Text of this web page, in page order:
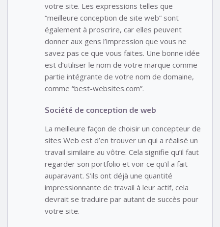
votre site. Les expressions telles que
“meilleure conception de site web” sont
également à proscrire, car elles peuvent
donner aux gens l’impression que vous ne
savez pas ce que vous faites. Une bonne idée
est d’utiliser le nom de votre marque comme
partie intégrante de votre nom de domaine,
comme “best-websites.com”.
Société de conception de web
La meilleure façon de choisir un concepteur de
sites Web est d’en trouver un qui a réalisé un
travail similaire au vôtre. Cela signifie qu’il faut
regarder son portfolio et voir ce qu’il a fait
auparavant. S’ils ont déjà une quantité
impressionnante de travail à leur actif, cela
devrait se traduire par autant de succès pour
votre site.